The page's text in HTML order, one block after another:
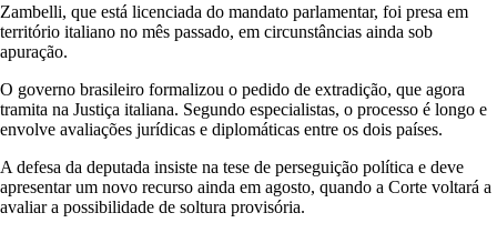
Zambelli, que está licenciada do mandato parlamentar, foi presa em
território italiano no mês passado, em circunstâncias ainda sob
apuração.
O governo brasileiro formalizou o pedido de extradição, que agora
tramita na Justiça italiana. Segundo especialistas, o processo é longo e
envolve avaliações jurídicas e diplomáticas entre os dois países.
A defesa da deputada insiste na tese de perseguição política e deve
apresentar um novo recurso ainda em agosto, quando a Corte voltará a
avaliar a possibilidade de soltura provisória.